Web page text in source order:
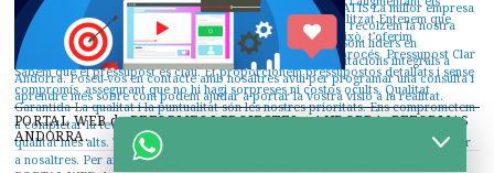
PORTAL WEB de REFORMES I PROJECTES a ANDORRA. REFORMAS
ANDORRA.